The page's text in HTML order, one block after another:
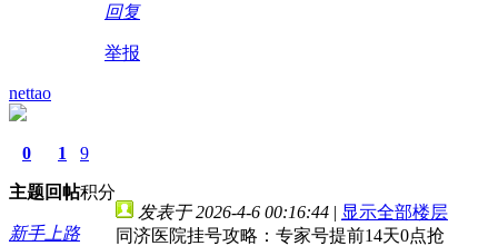
回复
举报
nettao
0
主题
1
回帖
9
积分
新手上路
发表于 2026-4-6 00:16:44 | 显示全部楼层
同济医院挂号攻略：专家号提前14天0点抢